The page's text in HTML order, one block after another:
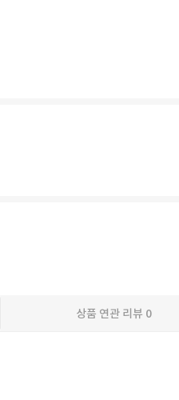
상품 연관 리뷰 0